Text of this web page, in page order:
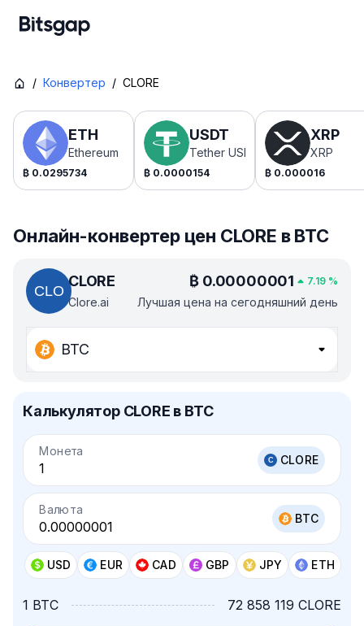
/ Конвертер / CLORE
ETH
Ethereum
₿ 0.0295734
USDT
Tether USDt
₿ 0.0000154
XRP
XRP
₿ 0.000016
Онлайн-конвертер цен CLORE в BTC
CLORE
Clore.ai
₿ 0.00000001 7.19 %
Лучшая цена на сегодняшний день
BTC
Калькулятор CLORE в BTC
Монета
CLORE
Валюта
BTC
USD EUR CAD GBP JPY ETH
1 BTC 72 858 119 CLORE